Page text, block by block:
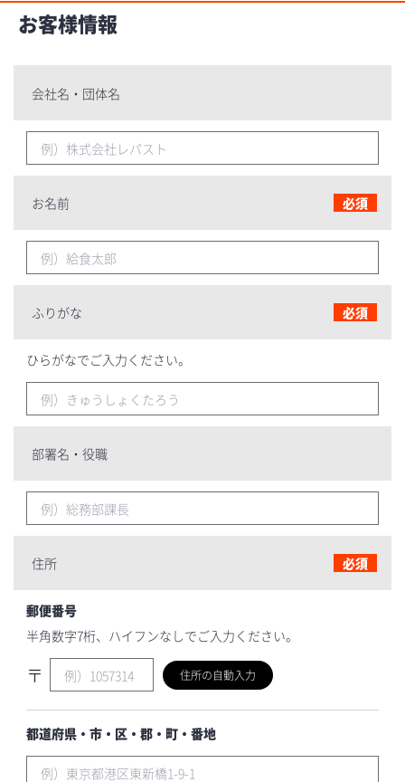
お客様情報
会社名・団体名
お名前 必須
ふりがな 必須
ひらがなでご入力ください。
部署名・役職
住所 必須
郵便番号
半角数字7桁、ハイフンなしでご入力ください。
〒 住所の自動入力
都道府県・市・区・郡・町・番地